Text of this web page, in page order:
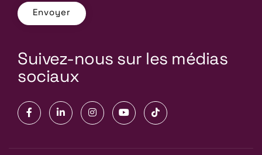
Suivez-nous sur les médias
sociaux